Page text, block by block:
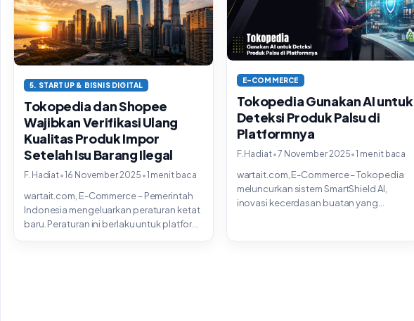
5. STARTUP & BISNIS DIGITAL
Tokopedia dan Shopee
Wajibkan Verifikasi Ulang
Kualitas Produk Impor
Setelah Isu Barang Ilegal
F. Hadiat•16 November 2025 •1 menit baca
wartait.com, E-Commerce – Pemerintah
Indonesia mengeluarkan peraturan ketat
baru. Peraturan ini berlaku untuk platform
E-COMMERCE
Tokopedia Gunakan AI untuk
Deteksi Produk Palsu di
Platformnya
F. Hadiat•7 November 2025•1 menit baca
wartait.com, E-Commerce – Tokopedia
meluncurkan sistem SmartShield AI,
inovasi kecerdasan buatan yang